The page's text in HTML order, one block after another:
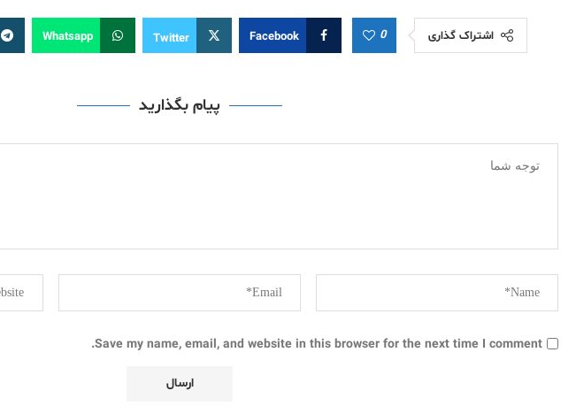
اشتراک گذاری 0
Facebook
Twitter
Whatsapp
پیام بگذارید
Save my name, email, and website in this browser for the next time I comment.